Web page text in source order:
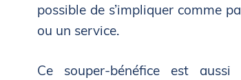
possible de s’impliquer comme
ou un service.
Ce souper-bénéfice est